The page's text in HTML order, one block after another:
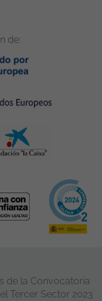
de:
de la Convocatoria
Tercer Sector 2023